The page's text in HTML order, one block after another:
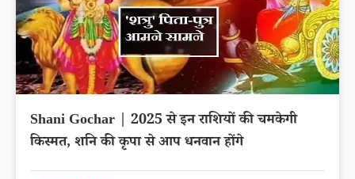
Shani Gochar | 2025 से इन राशियों की चमकेगी
किस्मत, शनि की कृपा से आप धनवान होंगे